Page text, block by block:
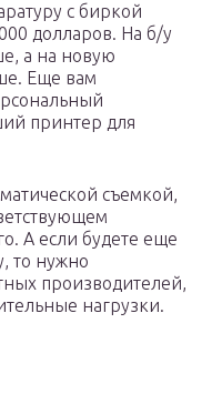
с биркой
долларов. На б/у
а на новую
Еще вам
принтер для
съемкой,
А если будете еще
то нужно
производителей,
нагрузки.